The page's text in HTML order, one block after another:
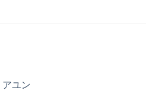
アユン